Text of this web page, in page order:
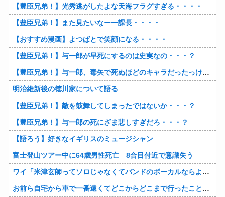
【豊臣兄弟！】光秀逃がしたよな天海フラグすぎる・・・・
【豊臣兄弟！】また見たいなー一課長・・・・
【おすすめ漫画】よつばとで笑顔になる・・・・
【豊臣兄弟！】与一郎が早死にするのは史実なの・・・？
【豊臣兄弟！】与一郎、毒矢で死ぬほどのキャラだったっけ・・・・
明治維新後の徳川家について語る
【豊臣兄弟！】敵を鼓舞してしまったではないか・・・？
【豊臣兄弟！】与一郎の死にざま悲しすぎだろ・・・？
【語ろう】好きなイギリスのミュージシャン
富士登山ツアー中に64歳男性死亡 8合目付近で意識失う
ワイ「米津玄師ってソロじゃなくてバンドのボーカルならよかったよね」
お前ら自宅から車で一番遠くてどこからどこまで行ったことある？